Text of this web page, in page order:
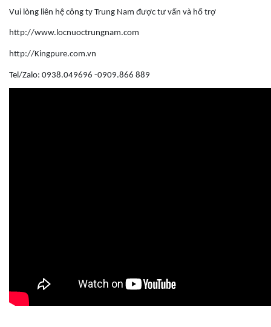
Vui lòng liên hệ công ty Trung Nam được tư vấn và hổ trợ
http://www.locnuoctrungnam.com
http://Kingpure.com.vn
Tel/Zalo: 0938.049696 -0909.866 889